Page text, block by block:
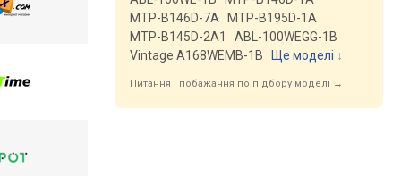
MTP-B146D-7A
MTP-B195D-1A
MTP-B145D-2A1
ABL-100WEGG-1B
Vintage A168WEMB-1B
Ще моделі ↓
Питання і побажання по підбору моделі →